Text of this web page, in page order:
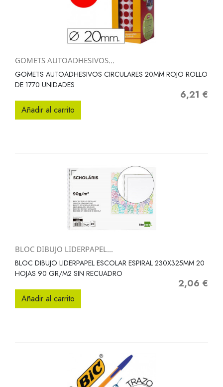
GOMETS AUTOADHESIVOS...
GOMETS AUTOADHESIVOS CIRCULARES 20MM ROJO ROLLO
DE 1770 UNIDADES
Precio
6,21 €
Añadir al carrito
BLOC DIBUJO LIDERPAPEL...
BLOC DIBUJO LIDERPAPEL ESCOLAR ESPIRAL 230X325MM 20
HOJAS 90 GR/M2 SIN RECUADRO
Precio
2,06 €
Añadir al carrito